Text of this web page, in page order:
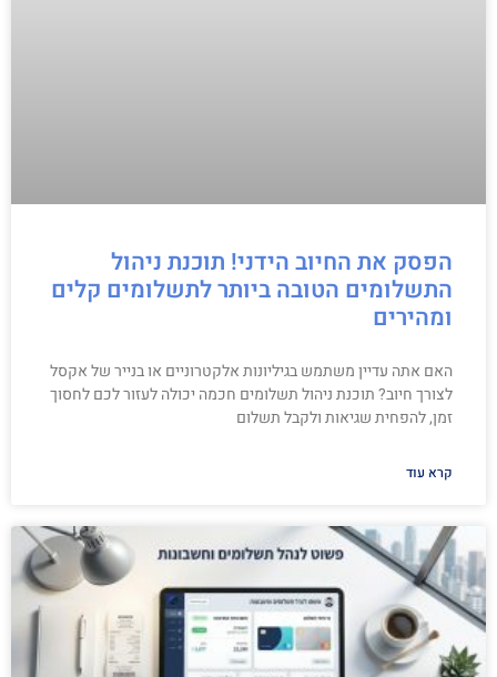
הפסק את החיוב הידני! תוכנת ניהול
התשלומים הטובה ביותר לתשלומים קלים
ומהירים
האם אתה עדיין משתמש בגיליונות אלקטרוניים או בנייר של אקסל
לצורך חיוב? תוכנת ניהול תשלומים חכמה יכולה לעזור לכם לחסוך
זמן, להפחית שגיאות ולקבל תשלום
קרא עוד